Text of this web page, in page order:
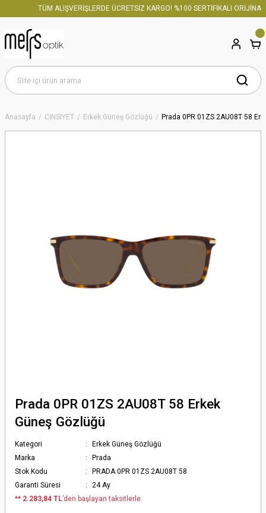
TÜM ALIŞVERİŞLERDE ÜCRETSİZ KARGO! %100 SERTİFİKALI ORİJİNAL
Anasayfa CİNSİYET Erkek Güneş Gözlüğü Prada 0PR 01ZS 2AU08T 58
Prada 0PR 01ZS 2AU08T 58 Erkek
Güneş Gözlüğü
Kategori
Erkek Güneş Gözlüğü
Marka
Prada
Stok Kodu
PRADA 0PR 01ZS 2AU08T 58
Garanti Süresi
24 Ay
** 2.283,84 TL’den başlayan taksitlerle.